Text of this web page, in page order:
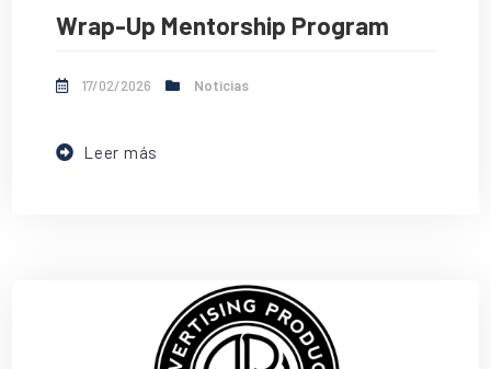
Wrap-Up Mentorship Program
17/02/2026 Noticias
Leer más